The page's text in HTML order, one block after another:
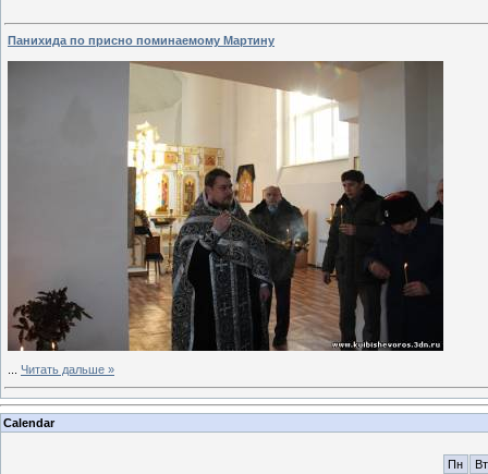
Панихида по присно поминаемому Мартину
Читать дальше »
Calendar
Пн Вт